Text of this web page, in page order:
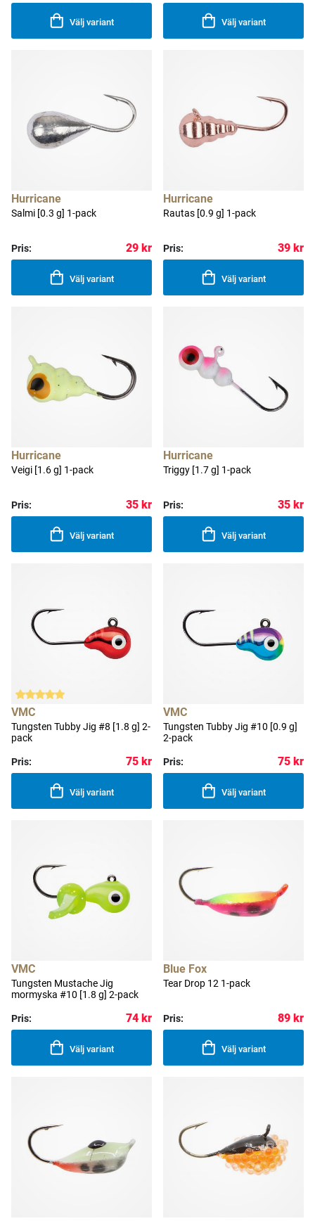
Välj variant Välj variant
Hurricane
Salmi [0.3 g] 1-pack
Pris: 29 kr
Välj variant
Hurricane
Rautas [0.9 g] 1-pack
Pris: 39 kr
Välj variant
Hurricane
Veigi [1.6 g] 1-pack
Pris: 35 kr
Välj variant
Hurricane
Triggy [1.7 g] 1-pack
Pris: 35 kr
Välj variant
VMC
Tungsten Tubby Jig #8 [1.8 g] 2-
pack
Pris: 75 kr
Välj variant
VMC
Tungsten Tubby Jig #10 [0.9 g]
2-pack
Pris: 75 kr
Välj variant
VMC
Tungsten Mustache Jig
mormyska #10 [1.8 g] 2-pack
Pris: 74 kr
Välj variant
Blue Fox
Tear Drop 12 1-pack
Pris: 89 kr
Välj variant